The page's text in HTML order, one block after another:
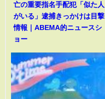
亡の重要指名手配犯「似た人
がいる」逮捕きっかけは目撃
情報｜ABEMA的ニュースシ
ョー